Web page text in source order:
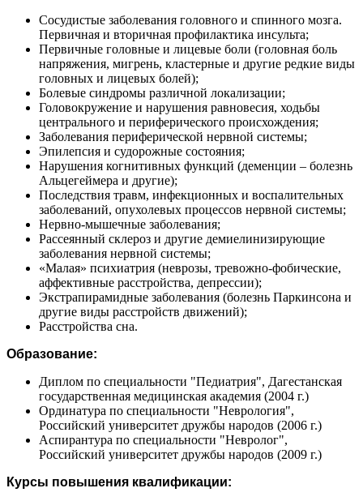
Сосудистые заболевания головного и спинного мозга.
Первичная и вторичная профилактика инсульта;
Первичные головные и лицевые боли (головная боль
напряжения, мигрень, кластерные и другие редкие виды
головных и лицевых болей);
Болевые синдромы различной локализации;
Головокружение и нарушения равновесия, ходьбы
центрального и периферического происхождения;
Заболевания периферической нервной системы;
Эпилепсия и судорожные состояния;
Нарушения когнитивных функций (деменции – болезнь
Альцегеймера и другие);
Последствия травм, инфекционных и воспалительных
заболеваний, опухолевых процессов нервной системы;
Нервно-мышечные заболевания;
Рассеянный склероз и другие демиелинизирующие
заболевания нервной системы;
«Малая» психиатрия (неврозы, тревожно-фобические,
аффективные расстройства, депрессии);
Экстрапирамидные заболевания (болезнь Паркинсона и
другие виды расстройств движений);
Расстройства сна.
Образование:
Диплом по специальности "Педиатрия", Дагестанская
государственная медицинская академия (2004 г.)
Ординатура по специальности "Неврология",
Российский университет дружбы народов (2006 г.)
Аспирантура по специальности "Невролог",
Российский университет дружбы народов (2009 г.)
Курсы повышения квалификации: